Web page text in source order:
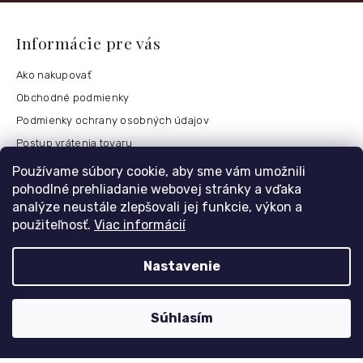
Používame súbory cookie, aby sme vám umožnili
pohodlné prehliadanie webovej stránky a vďaka
analýze neustále zlepšovali jej funkcie, výkon a
použiteľnosť. Viac informácií
Nastavenie
Súhlasím
Informácie pre vás
Ako nakupovať
Obchodné podmienky
Podmienky ochrany osobných údajov
Postup vrátenia tovaru
Česko
Môj účet
Přihlášení